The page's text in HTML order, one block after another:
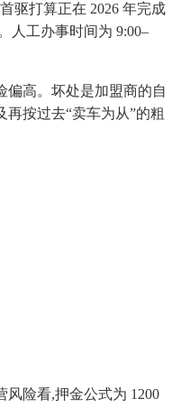
驱打算正在 2026 年完成
人工办事时间为 9:00–
高。坏处是加盟商的自
按过去“卖车为从”的粗
险看,押金公式为 1200